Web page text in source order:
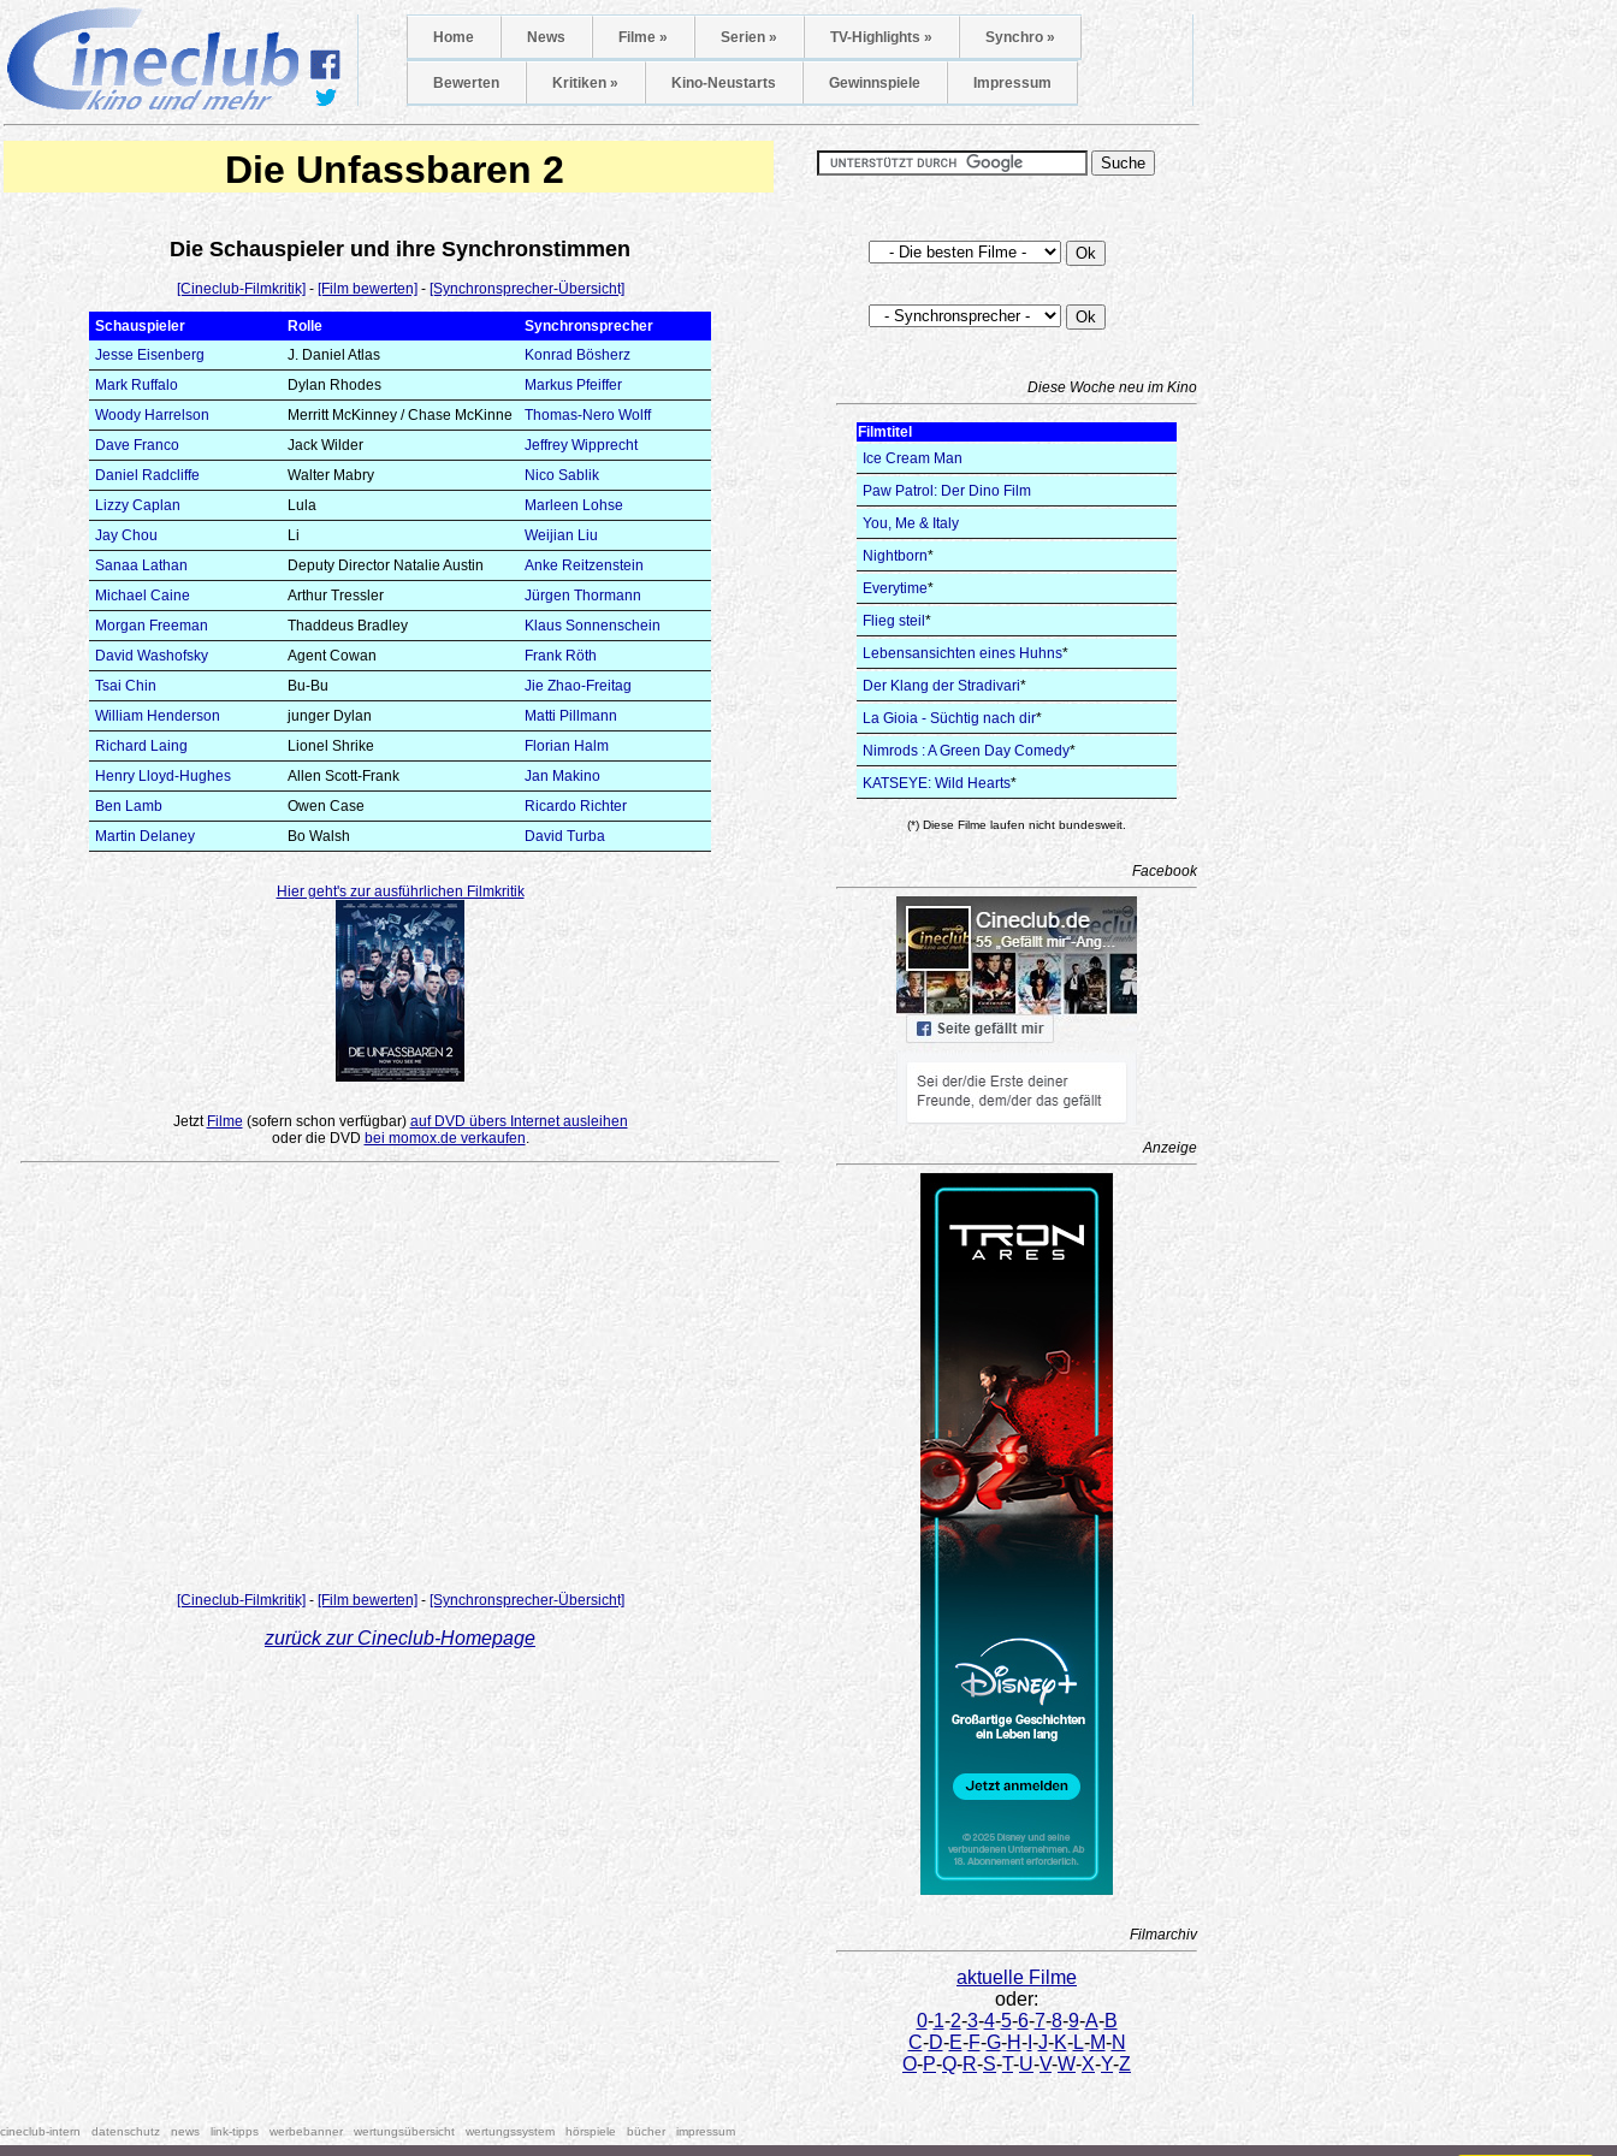
Home News Filme » Serien » TV-Highlights » Synchro »
Bewerten Kritiken » Kino-Neustarts Gewinnspiele Impressum
Die Unfassbaren 2
Die Schauspieler und ihre Synchronstimmen
[Cineclub-Filmkritik] - [Film bewerten] - [Synchronsprecher-Übersicht]
Schauspieler Rolle
Synchronsprecher
Jesse Eisenberg
J. Daniel Atlas
Konrad Bösherz
Mark Ruffalo
Dylan Rhodes
Markus Pfeiffer
Woody Harrelson
Merritt McKinney / Chase McKinne
Thomas-Nero Wolff
Dave Franco
Jack Wilder
Jeffrey Wipprecht
Daniel Radcliffe
Walter Mabry
Nico Sablik
Lizzy Caplan
Lula
Marleen Lohse
Jay Chou
Li
Weijian Liu
Sanaa Lathan
Deputy Director Natalie Austin
Anke Reitzenstein
Michael Caine
Arthur Tressler
Jürgen Thormann
Morgan Freeman
Thaddeus Bradley
Klaus Sonnenschein
David Washofsky
Agent Cowan
Frank Röth
Tsai Chin
Bu-Bu
Jie Zhao-Freitag
William Henderson
junger Dylan
Matti Pillmann
Richard Laing
Lionel Shrike
Florian Halm
Henry Lloyd-Hughes
Allen Scott-Frank
Jan Makino
Ben Lamb
Owen Case
Ricardo Richter
Martin Delaney
Bo Walsh David Turba
Hier geht's zur ausführlichen Filmkritik
Jetzt Filme(sofern schon verfügbar) auf DVD übers Internet ausleihen
oder die DVD bei momox.de verkaufen.
[Cineclub-Filmkritik] - [Film bewerten] - [Synchronsprecher-Übersicht]
zurück zur Cineclub-Homepage
Diese Woche neu im Kino
Filmtitel
Ice Cream Man
Paw Patrol: Der Dino Film
You, Me & Italy
Nightborn*
Everytime*
Flieg steil *
Lebensansichten eines Huhns*
Der Klang der Stradivari*
La Gioia - Süchtig nach dir*
Nimrods : A Green Day Comedy*
KATSEYE: Wild Hearts*
(*) Diese Filme laufen nicht bundesweit.
Facebook
Anzeige
Filmarchiv
aktuelle Filme
oder:
0-1-2-3-4-5-6-7-8-9-A-B
C-D-E-F-G-H-I -J-K-L-M-N
O-P-Q-R-S-T-U-V-W-X-Y-Z
cineclub-intern datenschutz news link-tipps werbebanner wertungsübersicht wertungssystem hörspiele bücher impressum